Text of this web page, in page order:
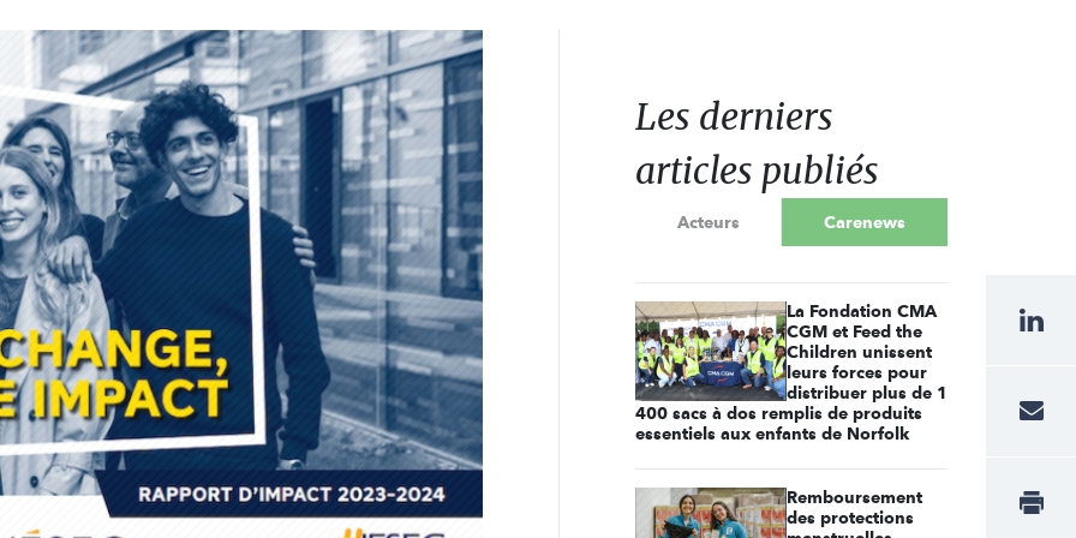
Les derniers
articles publiés
Acteurs Carenews
La Fondation CMA
CGM et Feed the
Children unissent
leurs forces pour
distribuer plus de 1
400 sacs à dos remplis de produits
essentiels aux enfants de Norfolk
Remboursement
des protections